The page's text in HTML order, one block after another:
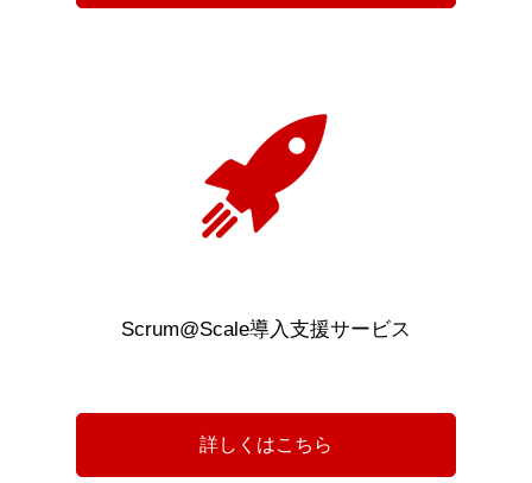
Scrum@Scale導入支援サービス
詳しくはこちら